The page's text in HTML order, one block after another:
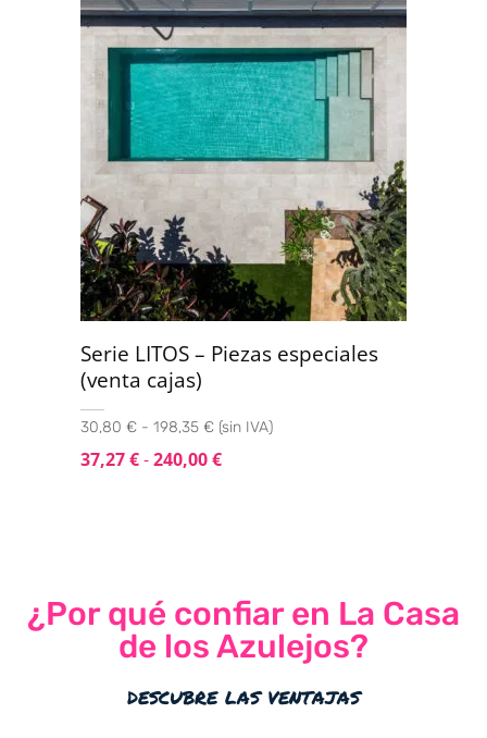
Serie LITOS – Piezas especiales
(venta cajas)
30,80 € - 198,35 € (sin IVA)
37,27€-240,00€
¿Por qué confiar en La Casa
de los Azulejos?
descubre las ventajas